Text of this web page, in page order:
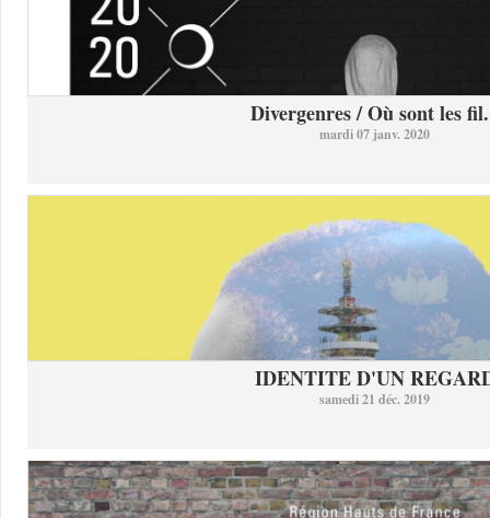
Divergenres / Où sont les
mardi 07 janv. 2020
IDENTITE D'UN
samedi 21 déc. 2019